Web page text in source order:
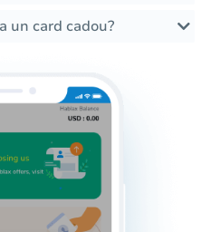
un card cadou?